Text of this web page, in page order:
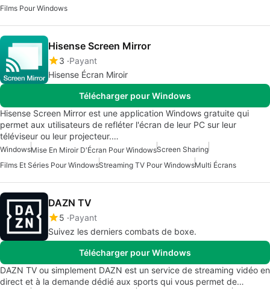
Films Pour Windows
Hisense Screen Mirror
3 Payant
Hisense Écran Miroir
Télécharger pour Windows
Hisense Screen Mirror est une application Windows gratuite qui
permet aux utilisateurs de refléter l'écran de leur PC sur leur
téléviseur ou leur projecteur.…
WindowsMise En Miroir D'Écran Pour WindowsScreen Sharing
Films Et Séries Pour WindowsStreaming TV Pour WindowsMulti Écrans
DAZN TV
5 Payant
Suivez les derniers combats de boxe.
Télécharger pour Windows
DAZN TV ou simplement DAZN est un service de streaming vidéo en
direct et à la demande dédié aux sports qui vous permet de…